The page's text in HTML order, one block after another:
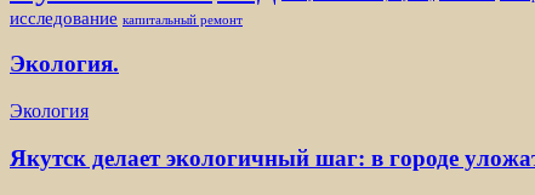
исследование капитальный ремонт
Экология.
Экология
Якутск делает экологичный шаг: в городе